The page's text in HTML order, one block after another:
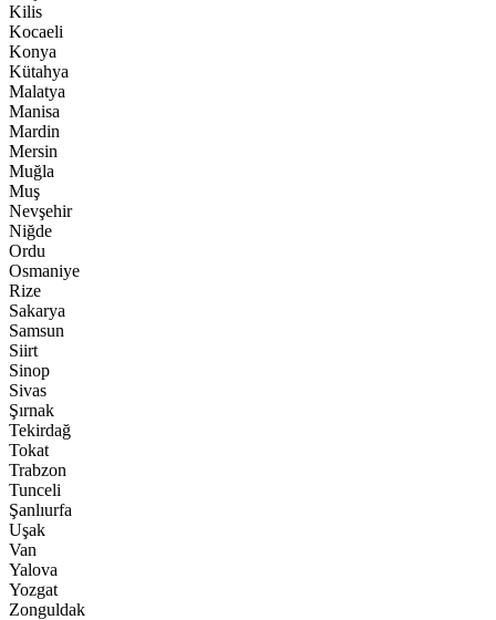
Kilis
Kocaeli
Konya
Kütahya
Malatya
Manisa
Mardin
Mersin
Muğla
Muş
Nevşehir
Niğde
Ordu
Osmaniye
Rize
Sakarya
Samsun
Siirt
Sinop
Sivas
Şırnak
Tekirdağ
Tokat
Trabzon
Tunceli
Şanlıurfa
Uşak
Van
Yalova
Yozgat
Zonguldak